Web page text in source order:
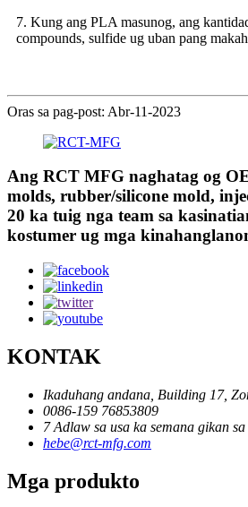
7. Kung ang PLA masunog, ang
compounds, sulfide ug uban pang
Oras sa pag-post: Abr-11-2023
Ang RCT MFG naghatag og
molds, rubber/silicone mold,
20 ka tuig nga team sa
kostumer ug mga
KONTAK
Ikaduhang andana, Building 17,
0086-159 76853809
7 Adlaw sa usa ka semana gikan
hebe@rct-mfg.com
Mga produkto